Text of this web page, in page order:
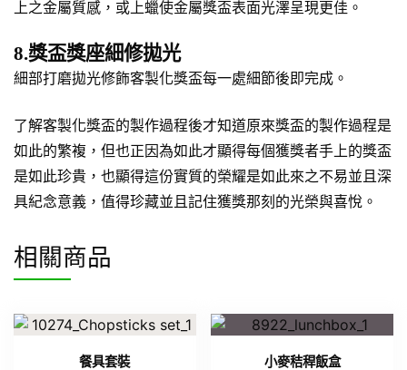
上之金屬質感，或上蠟使金屬獎盃表面光澤呈現更佳。
8.獎盃獎座細修拋光
細部打磨拋光修飾客製化獎盃每一處細節後即完成。
了解客製化獎盃的製作過程後才知道原來獎盃的製作過程是
如此的繁複，但也正因為如此才顯得每個獲獎者手上的獎盃
是如此珍貴，也顯得這份實質的榮耀是如此來之不易並且深
具紀念意義，值得珍藏並且記住獲獎那刻的光榮與喜悅。
相關商品
餐具套裝 小麥秸稈飯盒